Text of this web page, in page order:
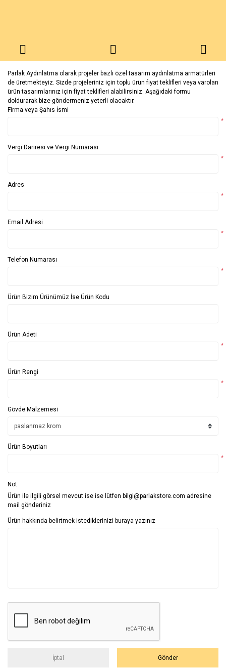
Parlak Aydınlatma olarak projeler bazlı özel tasarım aydınlatma armatürleri
de üretmekteyiz. Sizde projeleriniz için toplu ürün fiyat teklifleri veya varolan
ürün tasarımlarınız için fiyat teklifleri alabilirsiniz. Aşağıdaki formu
doldurarak bize göndermeniz yeterli olacaktır.
Firma veya Şahıs İsmi
*
Vergi Dariresi ve Vergi Numarası
*
Adres
*
Email Adresi
*
Telefon Numarası
*
Ürün Bizim Ürünümüz İse Ürün Kodu
Ürün Adeti
*
Ürün Rengi
*
Gövde Malzemesi
Ürün Boyutları
*
Not
Ürün ile ilgili görsel mevcut ise ise lütfen bilgi@parlakstore.com adresine
mail gönderiniz
Ürün hakkında belirtmek istediklerinizi buraya yazınız
İptal Gönder